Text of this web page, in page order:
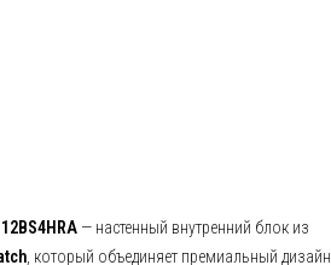
— настенный внутренний блок из
, который объединяет премиальный дизайн,